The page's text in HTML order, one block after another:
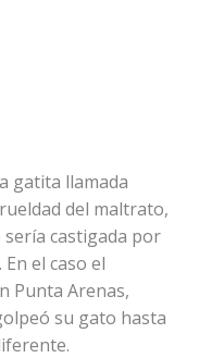
gatita llamada
del maltrato,
castigada por
el caso el
Punta Arenas,
su gato hasta